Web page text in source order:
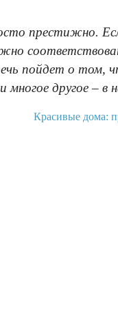
престижно.
пойдет о том,
многое другое – в